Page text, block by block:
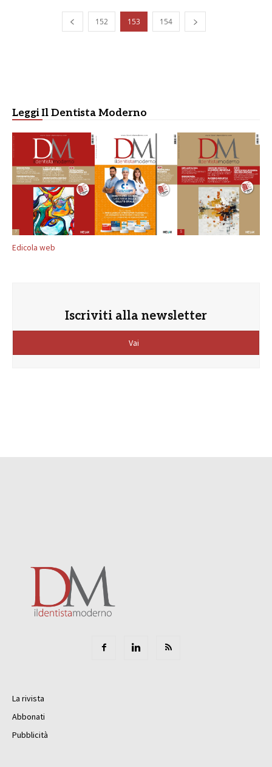
152 153 154
Leggi Il Dentista Moderno
Edicola web
Iscriviti alla newsletter
Vai
La rivista
Abbonati
Pubblicità